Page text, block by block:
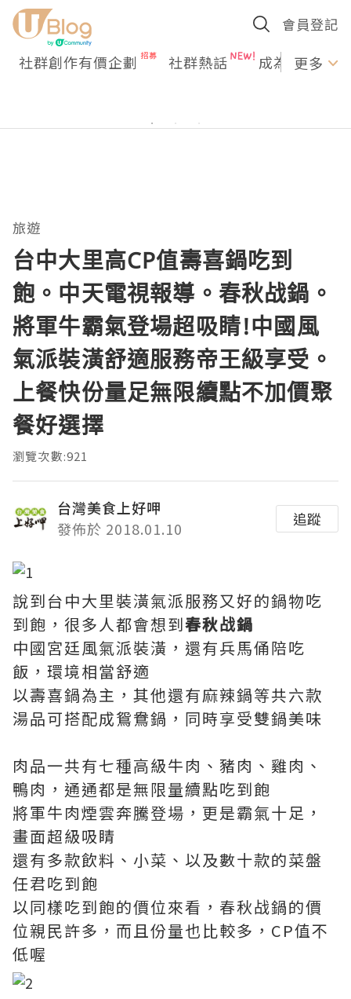
會員登記
社群創作有價企劃 社群熱話 成為U更多
旅遊
台中大里高CP值壽喜鍋吃到
飽。中天電視報導。春秋战鍋。
將軍牛霸氣登場超吸睛!中國風
氣派裝潢舒適服務帝王級享受。
上餐快份量足無限續點不加價聚
餐好選擇
瀏覽次數:921
台灣美食上好呷
發佈於 2018.01.10
追蹤
說到台中大里裝潢氣派服務又好的鍋物吃
到飽，很多人都會想到春秋战鍋
中國宮廷風氣派裝潢，還有兵馬俑陪吃
飯，環境相當舒適
以壽喜鍋為主，其他還有麻辣鍋等共六款
湯品可搭配成鴛鴦鍋，同時享受雙鍋美味
肉品一共有七種高級牛肉、豬肉、雞肉、
鴨肉，通通都是無限量續點吃到飽
將軍牛肉煙雲奔騰登場，更是霸氣十足，
畫面超級吸睛
還有多款飲料、小菜、以及數十款的菜盤
任君吃到飽
以同樣吃到飽的價位來看，春秋战鍋的價
位親民許多，而且份量也比較多，CP值不
低喔